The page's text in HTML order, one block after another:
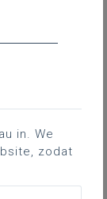
in. We
zodat